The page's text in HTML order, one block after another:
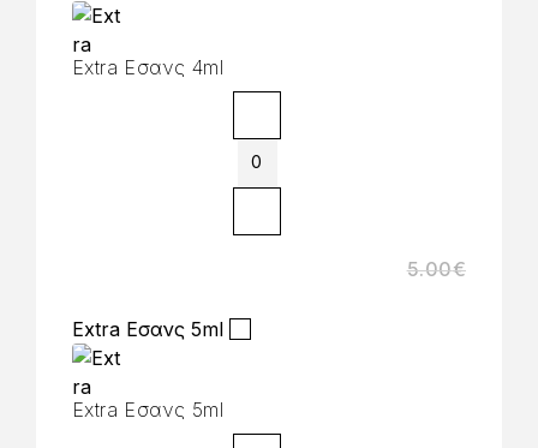
Extra Εσανς 4ml
5.00€
Extra Εσανς 5ml
Extra Εσανς 5ml